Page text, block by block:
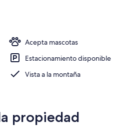
Acepta mascotas
Estacionamiento disponible
Vista a la montaña
propiedad